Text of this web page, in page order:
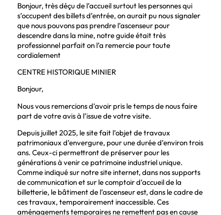
Bonjour, très déçu de l’accueil surtout les personnes qui
s’occupent des billets d’entrée, on aurait pu nous signaler
que nous pouvons pas prendre l’ascenseur pour
descendre dans la mine, notre guide était très
professionnel parfait on l’a remercie pour toute
cordialement
CENTRE HISTORIQUE MINIER
Bonjour,
Nous vous remercions d’avoir pris le temps de nous faire
part de votre avis à l’issue de votre visite.
Depuis juillet 2025, le site fait l’objet de travaux
patrimoniaux d’envergure, pour une durée d’environ trois
ans. Ceux-ci permettront de préserver pour les
générations à venir ce patrimoine industriel unique.
Comme indiqué sur notre site internet, dans nos supports
de communication et sur le comptoir d’accueil de la
billetterie, le bâtiment de l’ascenseur est, dans le cadre de
ces travaux, temporairement inaccessible. Ces
aménagements temporaires ne remettent pas en cause